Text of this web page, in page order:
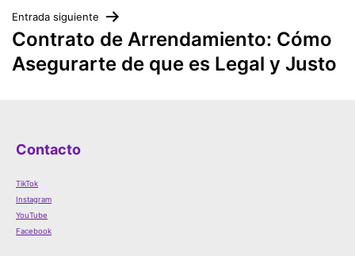
Entrada siguiente
Contrato de Arrendamiento: Cómo
Asegurarte de que es Legal y Justo
Contacto
TikTok
Instagram
YouTube
Facebook